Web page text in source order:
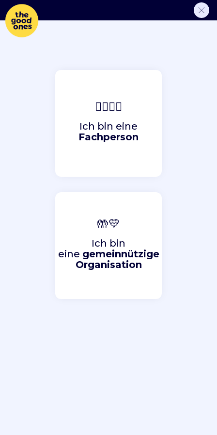
🙋‍♀🙋‍♂
Ich bin eine
Fachperson
🤲💛
Ich bin
eine gemeinnützige
Organisation